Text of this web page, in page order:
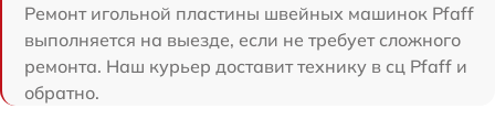
Ремонт игольной пластины швейных машинок Pfaff
выполняется на выезде, если не требует сложного
ремонта. Наш курьер доставит технику в сц Pfaff и
обратно.